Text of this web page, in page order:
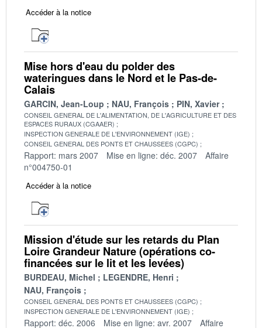
Accéder à la notice
Mise hors d'eau du polder des
wateringues dans le Nord et le Pas-de-
Calais
GARCIN, Jean-Loup NAU, François PIN, Xavier
CONSEIL GENERAL DE L'ALIMENTATION, DE L'AGRICULTURE ET DES
ESPACES RURAUX (CGAAER)
INSPECTION GENERALE DE L'ENVIRONNEMENT (IGE)
CONSEIL GENERAL DES PONTS ET CHAUSSEES (CGPC)
Rapport: mars 2007 Mise en ligne: déc. 2007
Affaire
n°004750-01
Accéder à la notice
Mission d'étude sur les retards du Plan
Loire Grandeur Nature (opérations co-
financées sur le lit et les levées)
BURDEAU, Michel
LEGENDRE, Henri
NAU, François
CONSEIL GENERAL DES PONTS ET CHAUSSEES (CGPC)
INSPECTION GENERALE DE L'ENVIRONNEMENT (IGE)
Rapport: déc. 2006 Mise en ligne: avr. 2007 Affaire